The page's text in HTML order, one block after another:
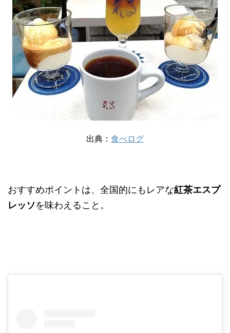
出典： 食べログ
おすすめポイントは、全国的にもレアな紅茶エスプ
レッソを味わえること。